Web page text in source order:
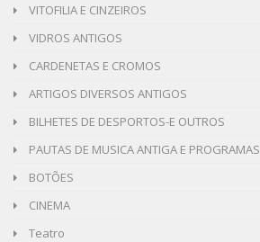
VITOFILIA E CINZEIROS
VIDROS ANTIGOS
CARDENETAS E CROMOS
ARTIGOS DIVERSOS ANTIGOS
BILHETES DE DESPORTOS-E OUTROS
PAUTAS DE MUSICA ANTIGA E PROGRAMAS
BOTÕES
CINEMA
Teatro